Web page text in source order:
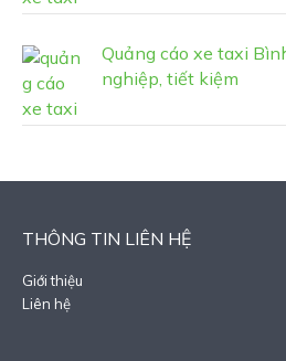
Quảng cáo xe taxi
nghiệp, tiết kiệm
THÔNG TIN LIÊN HỆ
Giới thiệu
Liên hệ